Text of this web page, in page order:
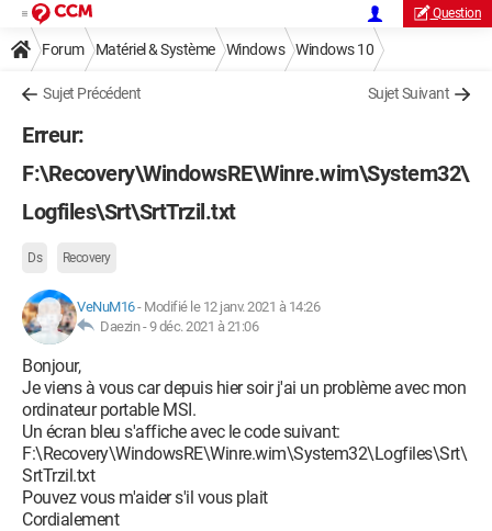
Question
Forum Matériel & Système Windows Windows 10
Sujet Précédent Sujet Suivant
Erreur:
F:\Recovery\WindowsRE\Winre.wim\System32\
Logfiles\Srt\SrtTrzil.txt
Ds Recovery
VeNuM16- Modifié le 12 janv. 2021 à 14:26
Daezin -9 déc. 2021 à 21:06
Bonjour,
Je viens à vous car depuis hier soir j'ai un problème avec mon
ordinateur portable MSI.
Un écran bleu s'affiche avec le code suivant:
F:\Recovery\WindowsRE\Winre.wim\System32\Logfiles\Srt\
SrtTrzil.txt
Pouvez vous m'aider s'il vous plait
Cordialement